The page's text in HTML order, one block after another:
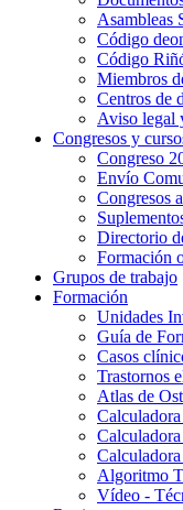
Asambleas
Código
Código
Miembros
Centros de
Aviso legal
Congresos y
Congreso
Envío
Congresos
Directorio
Formación
Grupos de trabajo
Formación
Unidades
Guía de
Casos
Trastornos
Atlas de
Algoritmo
Vídeo -